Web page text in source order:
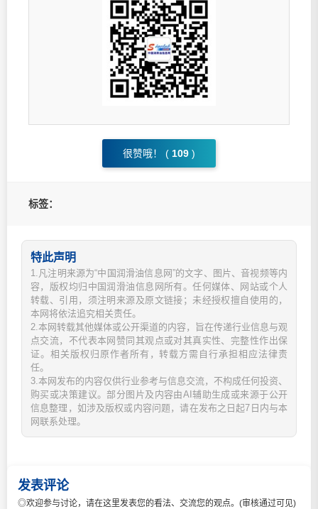
很赞哦！ ( 109 )
标签：
特此声明
1.凡注明来源为“中国润滑油信息网”的文字、图片、音视频等内
容，版权均归中国润滑油信息网所有。任何媒体、网站或个人
转载、引用，须注明来源及原文链接；未经授权擅自使用的，
本网将依法追究相关责任。
2.本网转载其他媒体或公开渠道的内容，旨在传递行业信息与观
点交流，不代表本网赞同其观点或对其真实性、完整性作出保
证。相关版权归原作者所有，转载方需自行承担相应法律责
任。
3.本网发布的内容仅供行业参考与信息交流，不构成任何投资、
购买或决策建议。部分图片及内容由AI辅助生成或来源于公开
信息整理，如涉及版权或内容问题，请在发布之日起7日内与本
网联系处理。
发表评论
◎欢迎参与讨论，请在这里发表您的看法、交流您的观点。(审核通过可见)